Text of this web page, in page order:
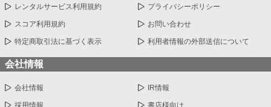
レンタルサービス利用規約 プライバシーポリシー
スコア利用規約 お問い合わせ
特定商取引法に基づく表示 利用者情報の外部送信について
会社情報
会社情報 IR情報
採用情報 書店様向け